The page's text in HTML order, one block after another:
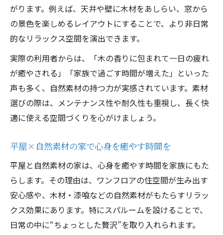
平屋のスパルームで満足度を高める方法
快適さと上質さを両立する素材・設計の選
び方
がります。例えば、天井や壁に木材をあしらい、窓から
の景色を楽しめるレイアウトにすることで、より非日常
的なリラックス空間を演出できます。
実際の利用者からは、「木の香りに包まれて一日の疲れ
が癒やされる」「家族で過ごす時間が増えた」といった
声も多く、自然素材の持つ力が実感されています。素材
選びの際は、メンテナンス性や耐久性も重視し、長く快
適に使える空間づくりを心がけましょう。
平屋×自然素材の家で心身を癒やす時間を
平屋と自然素材の家は、心身を癒やす時間を家族にもた
らします。その理由は、ワンフロアの住空間が生み出す
安心感や、木材・漆喰などの自然素材がもたらすリラッ
クス効果にあります。特にスパルームを設けることで、
日常の中に“ちょっとした贅沢”を取り入れられます。